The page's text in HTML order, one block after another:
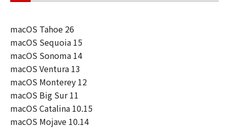
macOS Tahoe 26
macOS Sequoia 15
macOS Sonoma 14
macOS Ventura 13
macOS Monterey 12
macOS Big Sur 11
macOS Catalina 10.15
macOS Mojave 10.14